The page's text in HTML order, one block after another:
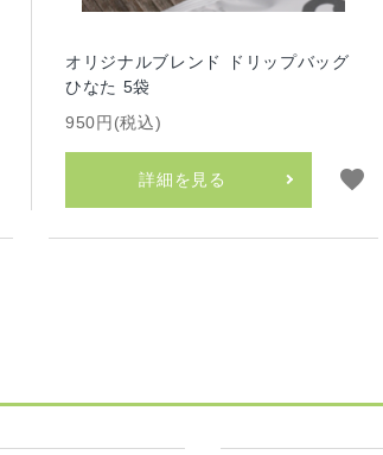
オリジナルブレンド ドリップバッグ
ひなた 5袋
950円(税込)
詳細を見る favorite